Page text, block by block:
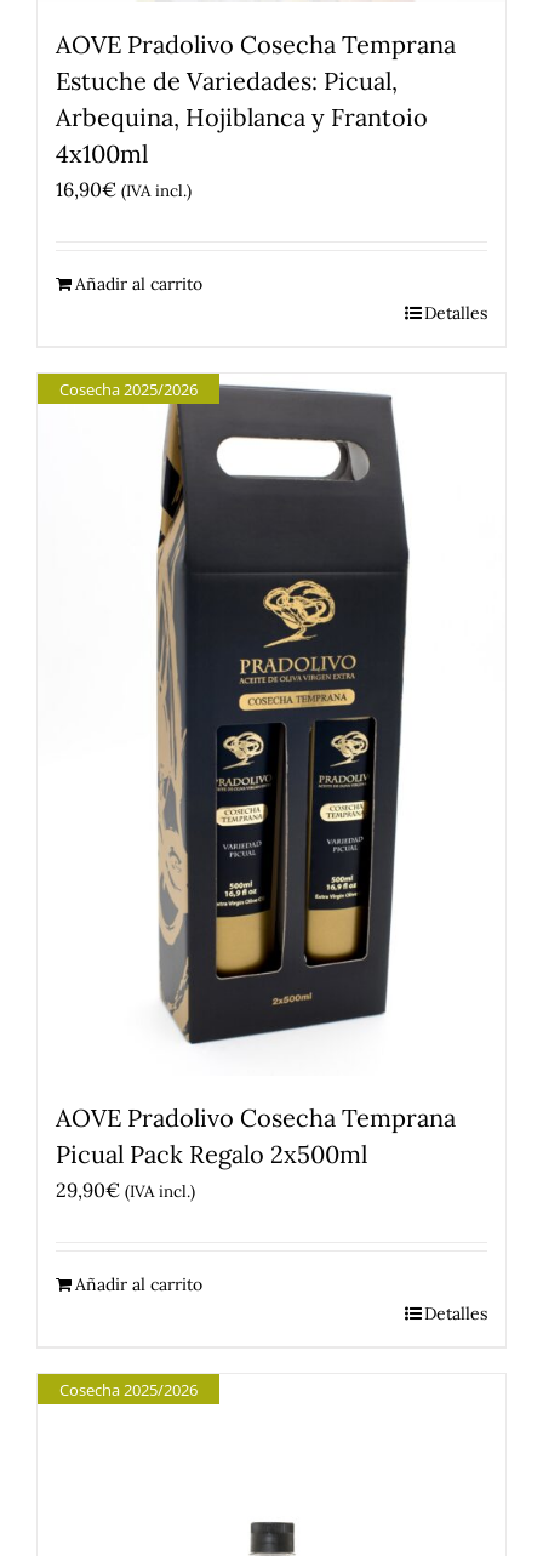
AOVE Pradolivo Cosecha Temprana
Estuche de Variedades: Picual,
Arbequina, Hojiblanca y Frantoio
4x100ml
16,90€ (IVA incl.)
Añadir al carrito
Detalles
Cosecha 2025/2026
AOVE Pradolivo Cosecha Temprana
Picual Pack Regalo 2x500ml
29,90€ (IVA incl.)
Añadir al carrito
Detalles
Cosecha 2025/2026